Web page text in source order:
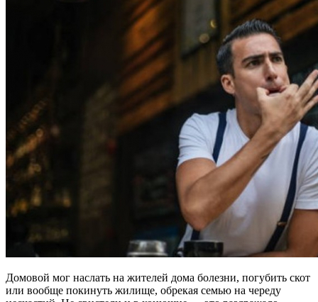
Домовой мог наслать на жителей дома болезни, погубить скот
или вообще покинуть жилище, обрекая семью на череду